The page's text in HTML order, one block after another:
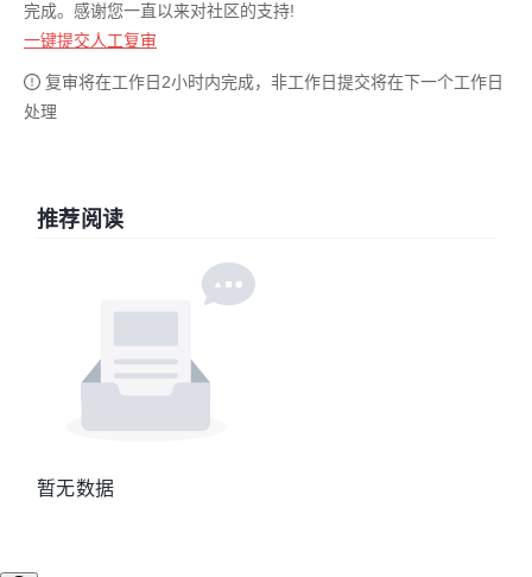
完成。感谢您一直以来对社区的支持!
一键提交人工复审
复审将在工作日2小时内完成，非工作日提交将在下一个工作日
处理
推荐阅读
暂无数据